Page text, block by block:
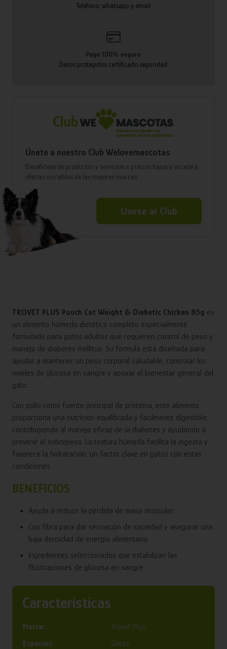
Teléfono, whatsapp y email
Pago 100% seguro
Datos protegidos certificado seguridad
Únete a nuestro Club Welovemascotas
Benefíciate de productos y servicios a precios bajos y accede a
ofertas increíbles de las mejores marcas
Unirse al Club
TROVET PLUS Pouch Cat Weight & Diabetic Chicken 85g es
un alimento húmedo dietético completo especialmente
formulado para gatos adultos que requieren control de peso y
manejo de diabetes mellitus. Su fórmula está diseñada para
ayudar a mantener un peso corporal saludable, controlar los
niveles de glucosa en sangre y apoyar el bienestar general del
gato.
Con pollo como fuente principal de proteína, este alimento
proporciona una nutrición equilibrada y fácilmente digestible,
contribuyendo al manejo eficaz de la diabetes y ayudando a
prevenir el sobrepeso. La textura húmeda facilita la ingesta y
favorece la hidratación, un factor clave en gatos con estas
condiciones.
BENEFICIOS
Ayuda a reducir la pérdida de masa muscular.
Con fibra para dar sensación de saciedad y asegurar una
baja densidad de energía alimentaria.
Ingredientes seleccionados que estabilizan las
fluctuaciones de glucosa en sangre.
Características
Marca:
Trovet Plus
Especies:
Gatos